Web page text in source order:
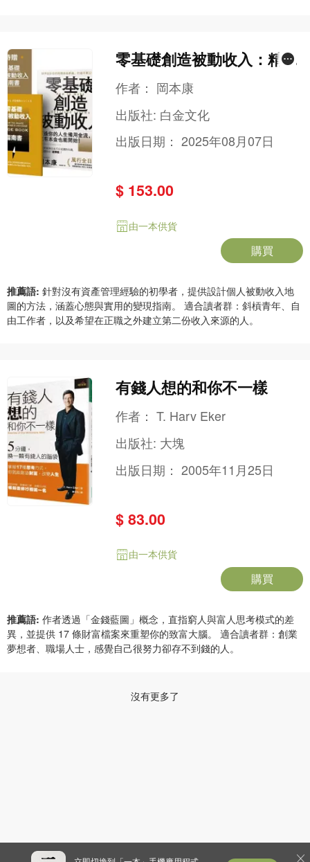
零基礎創造被動收入：精準
設計你的財務自由系統，打
造不用工作也能快樂生活的
心態、方法與技巧【特贈零
基礎創造被動收入指南書】
作者： 岡本康
出版社: 白金文化
出版日期：2025年08月07日
$ 153.00
由一本供貨
購買
推薦語: 針對沒有資產管理經驗的初學者，提供設計個人被動收入地
圖的方法，涵蓋心態與實用的變現指南。 適合讀者群：斜槓青年、自
由工作者，以及希望在正職之外建立第二份收入來源的人。
有錢人想的和你不一樣
作者：T. Harv Eker
出版社: 大塊
出版日期：2005年11月25日
$ 83.00
由一本供貨
購買
推薦語: 作者透過「金錢藍圖」概念，直指窮人與富人思考模式的差
異，並提供 17 條財富檔案來重塑你的致富大腦。 適合讀者群：創業
夢想者、職場人士，感覺自己很努力卻存不到錢的人。
沒有更多了